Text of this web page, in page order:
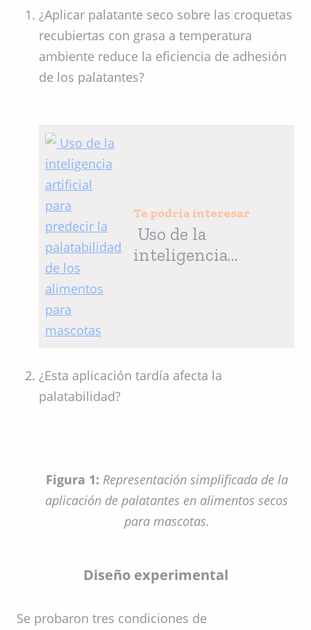
¿Aplicar palatante seco sobre las croquetas
recubiertas con grasa a temperatura
ambiente reduce la eficiencia de adhesión
de los palatantes?
Te podría interesar
Uso de la
inteligencia
¿Esta aplicación tardía afecta la
palatabilidad?
Figura 1: Representación simplificada de la
aplicación de palatantes en alimentos secos
para mascotas.
Diseño experimental
Se probaron tres condiciones de